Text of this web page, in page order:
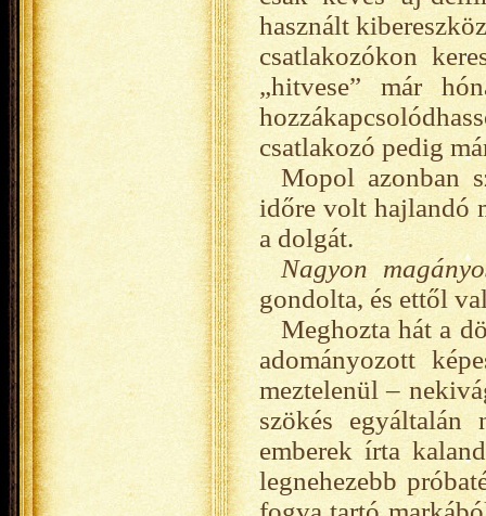
használt
csatlakozókon
„hitvese” már
csatlakozó pedig
Mopol azonban
időre volt hajlandó
a dolgát.
Nagyon
gondolta, és ettől
Meghozta hát a
adományozott
meztelenül –
szökés
emberek írta
legnehezebb